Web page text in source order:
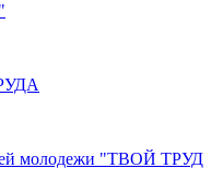
молодежи "ТВОЙ ТРУД